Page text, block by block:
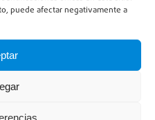
puede afectar negativamente a